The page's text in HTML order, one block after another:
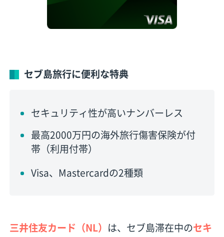
セブ島旅行に便利な特典
セキュリティ性が高いナンバーレス
最高2000万円の海外旅行傷害保険が付
帯（利用付帯）
Visa、Mastercardの2種類
三井住友カード（NL） は、セブ島滞在中のセキ